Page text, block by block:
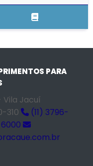
PARA
Vila Jacuí
310
(11) 3796-